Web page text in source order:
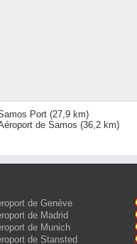
Port (27,9 km)
de Samos (36,2 km)
de Genève
de Madrid
de Munich
de Stansted